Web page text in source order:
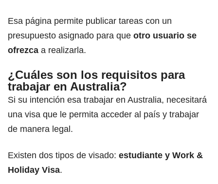
Esa página permite publicar tareas con un
presupuesto asignado para que otro usuario se
ofrezca a realizarla.
¿Cuáles son los requisitos para
trabajar en Australia?
Si su intención esa trabajar en Australia, necesitará
una visa que le permita acceder al país y trabajar
de manera legal.
Existen dos tipos de visado: estudiante y Work &
Holiday Visa.